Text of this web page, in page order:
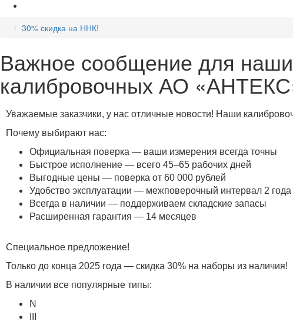
30% скидка на ННК!
Важное сообщение для
калибровочных АО
Уважаемые заказчики, у нас отличные новости! Наши
Почему выбирают нас:
Официальная поверка — ваши измерения всегда точны
Быстрое исполнение — всего 45–65 рабочих дней
Выгодные цены — поверка от 60 000 рублей
Удобство эксплуатации — межповерочный интервал 2 года
Всегда в наличии — поддерживаем складские запасы
Расширенная гарантия — 14 месяцев
Специальное предложение!
Только до конца 2025 года — скидка 30% на наборы из наличия!
В наличии все популярные типы:
N